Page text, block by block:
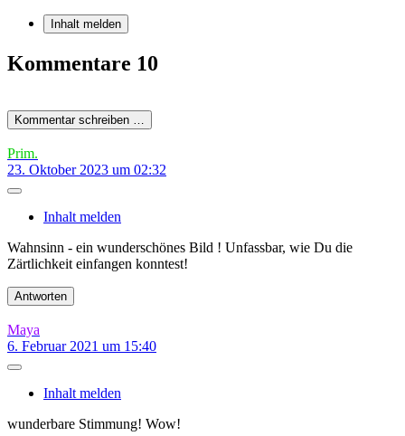
Inhalt melden
Kommentare 10
Kommentar schreiben …
Prim.
23. Oktober 2023 um 02:32
Inhalt melden
Wahnsinn - ein wunderschönes Bild ! Unfassbar, wie Du die
Zärtlichkeit einfangen konntest!
Antworten
Maya
6. Februar 2021 um 15:40
Inhalt melden
wunderbare Stimmung! Wow!